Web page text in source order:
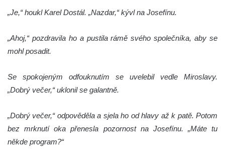
„Je,“ houkl Karel Dostál. „Nazdar,“ kývl na Josefínu.
„Ahoj,“ pozdravila ho a pustila rámě svého společníka, aby se
mohl posadit.
Se spokojeným odfouknutím se uvelebil vedle Miroslavy.
„Dobrý večer,“ uklonil se galantně.
„Dobrý večer,“ odpověděla a sjela ho od hlavy až k patě. Potom
bez mrknutí oka přenesla pozornost na Josefínu. „Máte tu
někde program?“